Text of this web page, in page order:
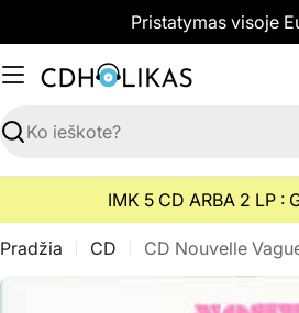
prie
turinio
Pristatymas visoje
Paieška
IMK 5 CD ARBA 2 LP :
Pradžia CD CD Nouvelle